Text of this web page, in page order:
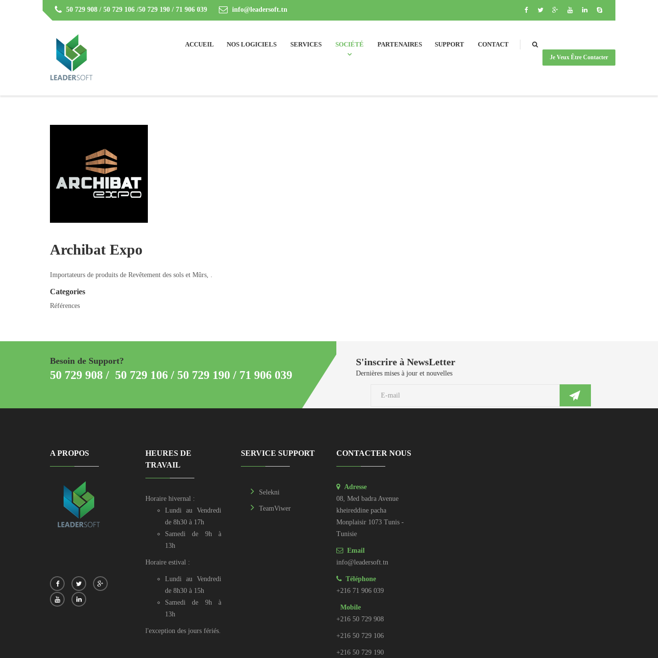
50 729 908 / 50 729 106 /50 729 190 / 71 906 039 info@leadersoft.tn
ACCUEIL NOS LOGICIELS SERVICES SOCIÉTÉ PARTENAIRES SUPPORT CONTACT
SEARCH
Je Veux Être Contacter
Archibat Expo
Importateurs de produits de Revêtement des sols et Mûrs, .
Categories
Références
Besoin de Support?
50 729 908 / 50 729 106 / 50 729 190 / 71 906 039
S'inscrire à NewsLetter
Dernières mises à jour et nouvelles
A PROPOS
HEURES DE
TRAVAIL
Horaire hivernal :
Lundi au Vendredi
de 8h30 à 17h
Samedi de 9h à
13h
Horaire estival :
Lundi au Vendredi
de 8h30 à 15h
Samedi de 9h à
13h
l'exception des jours fériés.
SERVICE SUPPORT
Selekni
TeamViwer
CONTACTER NOUS
Adresse
08, Med badra Avenue
kheireddine pacha
Monplaisir 1073 Tunis -
Tunisie
Email
info@leadersoft.tn
Téléphone
+216 71 906 039
Mobile
+216 50 729 908
+216 50 729 106
+216 50 729 190